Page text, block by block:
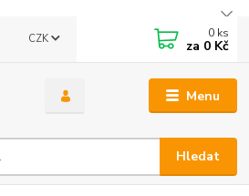
Menu
CZK
Hledat
0 ks
za 0 Kč